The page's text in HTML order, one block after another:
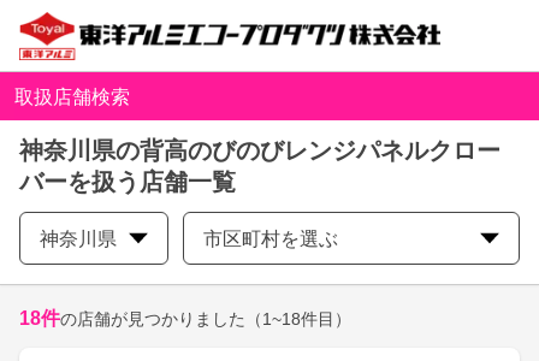
取扱店舗検索
神奈川県の背高のびのびレンジパネルクロー
バーを扱う店舗一覧
神奈川県 市区町村を選ぶ
18件の店舗が見つかりました （1~18件目）